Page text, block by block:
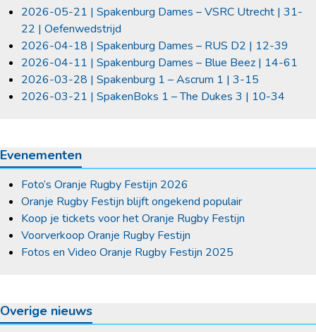
2026-05-21 | Spakenburg Dames – VSRC Utrecht | 31-
22 | Oefenwedstrijd
2026-04-18 | Spakenburg Dames – RUS D2 | 12-39
2026-04-11 | Spakenburg Dames – Blue Beez | 14-61
2026-03-28 | Spakenburg 1 – Ascrum 1 | 3-15
2026-03-21 | SpakenBoks 1 – The Dukes 3 | 10-34
Evenementen
Foto’s Oranje Rugby Festijn 2026
Oranje Rugby Festijn blijft ongekend populair
Koop je tickets voor het Oranje Rugby Festijn
Voorverkoop Oranje Rugby Festijn
Fotos en Video Oranje Rugby Festijn 2025
Overige nieuws